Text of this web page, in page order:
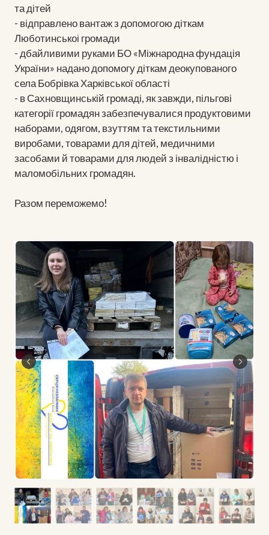
та дітей
- відправлено вантаж з допомогою діткам
Люботинськоі громади
- дбайливими руками БО «Міжнародна фундація
України» надано допомогу діткам деокупованого
села Бобрівка Харківської області
- в Сахновщинській громаді, як завжди, пільгові
категорії громадян забезпечувалися продуктовими
наборами, одягом, взуттям та текстильними
виробами, товарами для дітей, медичними
засобами й товарами для людей з інвалідністю і
маломобільних громадян.
Разом переможемо!